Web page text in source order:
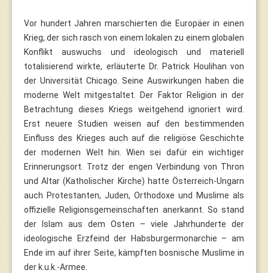
Vor hundert Jahren marschierten die Europäer in einen
Krieg, der sich rasch von einem lokalen zu einem globalen
Konflikt auswuchs und ideologisch und materiell
totalisierend wirkte, erläuterte Dr. Patrick Houlihan von
der Universität Chicago. Seine Auswirkungen haben die
moderne Welt mitgestaltet. Der Faktor Religion in der
Betrachtung dieses Kriegs weitgehend ignoriert wird.
Erst neuere Studien weisen auf den bestimmenden
Einfluss des Krieges auch auf die religiöse Geschichte
der modernen Welt hin. Wien sei dafür ein wichtiger
Erinnerungsort. Trotz der engen Verbindung von Thron
und Altar (Katholischer Kirche) hatte Österreich-Ungarn
auch Protestanten, Juden, Orthodoxe und Muslime als
offizielle Religionsgemeinschaften anerkannt. So stand
der Islam aus dem Osten – viele Jahrhunderte der
ideologische Erzfeind der Habsburgermonarchie – am
Ende im auf ihrer Seite, kämpften bosnische Muslime in
der k.u.k.-Armee.